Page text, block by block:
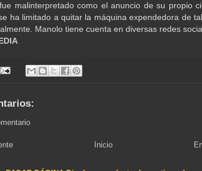
malinterpretado como el anuncio de su propio
ha limitado a quitar la máquina expendedora de
Manolo tiene cuenta en diversas redes
Inicio